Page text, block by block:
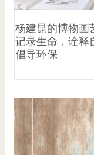
杨建昆的博物画
记录生命，诠释
倡导环保